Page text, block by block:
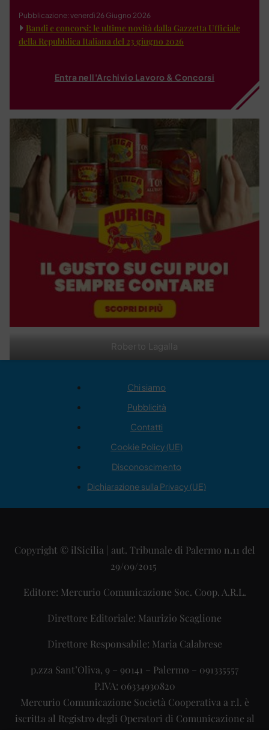
Roberto Lagalla
Pubblicazione: venerdì 26 Giugno 2026
Bandi e concorsi: le ultime novità dalla Gazzetta Ufficiale
della Repubblica Italiana del 23 giugno 2026
Entra nell'Archivio Lavoro & Concorsi
Chi siamo
Pubblicità
Contatti
Cookie Policy (UE)
Disconoscimento
Dichiarazione sulla Privacy (UE)
Copyright © ilSicilia | aut. Tribunale di Palermo n.11 del
29/09/2015
Editore: Mercurio Comunicazione Soc. Coop. A.R.L.
Direttore Editoriale: Maurizio Scaglione
Direttore Responsabile: Maria Calabrese
p.zza Sant’Oliva, 9 – 90141 – Palermo – 091335557
P.IVA: 06334930820
Mercurio Comunicazione Società Cooperativa a r.l. è
iscritta al Registro degli Operatori di Comunicazione al